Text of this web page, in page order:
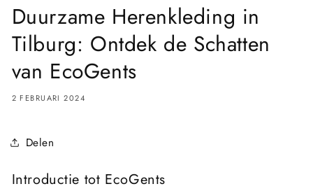
Duurzame Herenkleding in
Tilburg: Ontdek de Schatten
van EcoGents
2 FEBRUARI 2024
Delen
Introductie tot EcoGents